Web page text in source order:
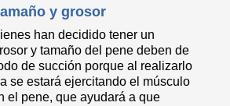
y grosor
han decidido tener un
y tamaño del pene deben de
de succión porque al realizarlo
se estará ejercitando el músculo
el pene, que ayudará a que